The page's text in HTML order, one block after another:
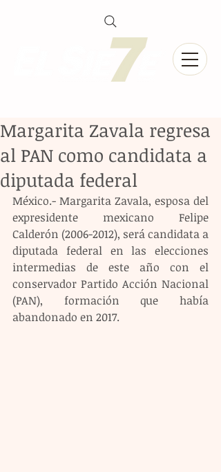
Margarita Zavala regresa
al PAN como candidata a
diputada federal
México.- Margarita Zavala, esposa del
expresidente mexicano Felipe
Calderón (2006-2012), será candidata a
diputada federal en las elecciones
intermedias de este año con el
conservador Partido Acción Nacional
(PAN), formación que había
abandonado en 2017.